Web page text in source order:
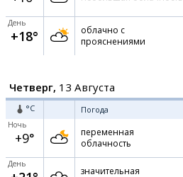
День
+18°
облачно с
прояснениями
Четверг, 13 Августа
°C Погода
Ночь
+9°
переменная
облачность
День
значительная